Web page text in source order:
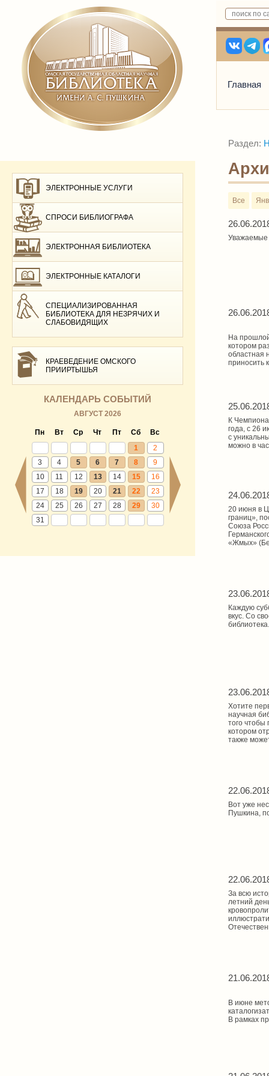
Главная
ЭЛЕКТРОННЫЕ УСЛУГИ
СПРОСИ БИБЛИОГРАФА
ЭЛЕКТРОННАЯ БИБЛИОТЕКА
ЭЛЕКТРОННЫЕ КАТАЛОГИ
СПЕЦИАЛИЗИРОВАННАЯ
БИБЛИОТЕКА ДЛЯ НЕЗРЯЧИХ И
СЛАБОВИДЯЩИХ
КРАЕВЕДЕНИЕ ОМСКОГО
ПРИИРТЫШЬЯ
КАЛЕНДАРЬ СОБЫТИЙ
АВГУСТ 2026
Пн Вт Ср Чт Пт Сб
Вс
1
2
3
4 5 6 7 8
9
10
11 12 13 14 15
16
17
18 19 20 21 22
23
24
25 26 27 28 29
30
31
Раздел:
Все
Уважаемые
На
котором
областная
приносить
К
года, с 26
с
можно в
20 июня в
границ»,
Союза
«Жмых»
Каждую
вкус. Со
Хотите
научная
того чтобы
котором
также
Вот уже
Пушкина,
За всю
летний
В июне
В рамках